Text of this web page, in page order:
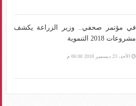
في مؤتمر صحفي.. وزير الزراعة يكشف
مشروعات 2018 التنموية
الأحد، 23 ديسمبر 2018 06:00 م